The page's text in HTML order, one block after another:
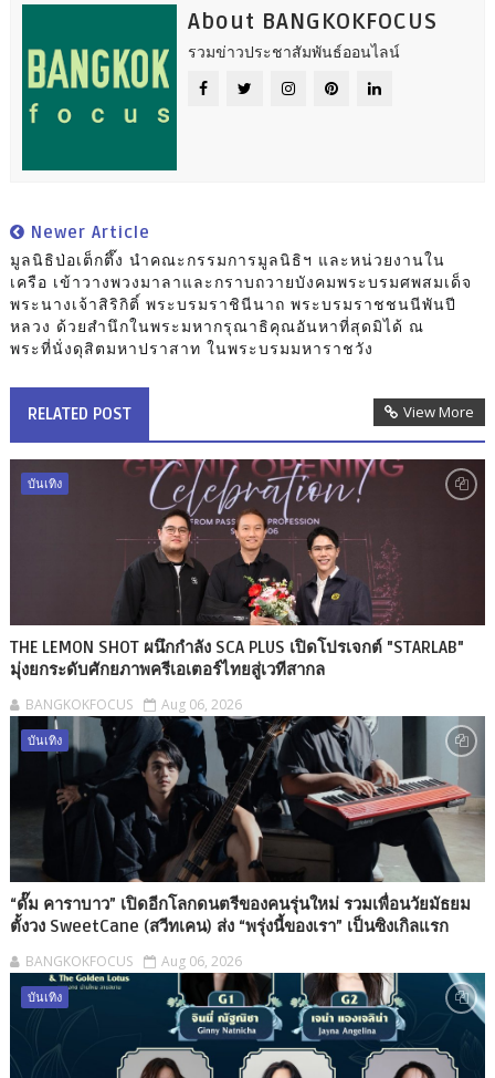
About BANGKOKFOCUS
รวมข่าวประชาสัมพันธ์ออนไลน์
Newer Article
มูลนิธิป่อเต็กตึ๊ง นำคณะกรรมการมูลนิธิฯ และหน่วยงานใน
เครือ เข้าวางพวงมาลาและกราบถวายบังคมพระบรมศพสมเด็จ
พระนางเจ้าสิริกิติ์ พระบรมราชินีนาถ พระบรมราชชนนีพันปี
หลวง ด้วยสำนึกในพระมหากรุณาธิคุณอันหาที่สุดมิได้ ณ
พระที่นั่งดุสิตมหาปราสาท ในพระบรมมหาราชวัง
RELATED POST View More
บันเทิง
THE LEMON SHOT ผนึกกำลัง SCA PLUS เปิดโปรเจกต์ "STARLAB"
มุ่งยกระดับศักยภาพครีเอเตอร์ไทยสู่เวทีสากล
BANGKOKFOCUS Aug 06, 2026
บันเทิง
“ดั๊ม คาราบาว” เปิดอีกโลกดนตรีของคนรุ่นใหม่ รวมเพื่อนวัยมัธยม
ตั้งวง SweetCane (สวีทเคน) ส่ง “พรุ่งนี้ของเรา” เป็นซิงเกิลแรก
BANGKOKFOCUS Aug 06, 2026
บันเทิง